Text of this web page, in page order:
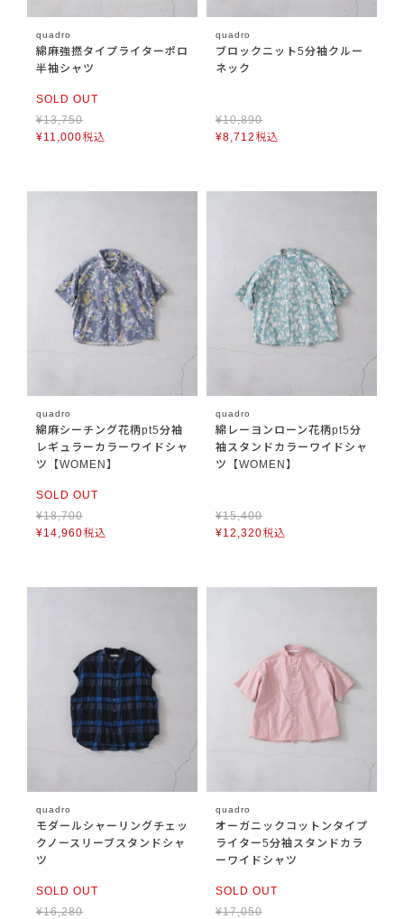
quadro
綿麻強撚タイプライターポロ
半袖シャツ
SOLD OUT
¥13,750
¥11,000税込
quadro
ブロックニット5分袖クルー
ネック
¥10,890
¥8,712税込
quadro
綿麻シーチング花柄pt5分袖
レギュラーカラーワイドシャ
ツ【WOMEN】
SOLD OUT
¥18,700
¥14,960税込
quadro
綿レーヨンローン花柄pt5分
袖スタンドカラーワイドシャ
ツ【WOMEN】
¥15,400
¥12,320税込
quadro
モダールシャーリングチェッ
クノースリーブスタンドシャ
ツ
SOLD OUT
¥16,280
quadro
オーガニックコットンタイプ
ライター5分袖スタンドカラ
ーワイドシャツ
SOLD OUT
¥17,050